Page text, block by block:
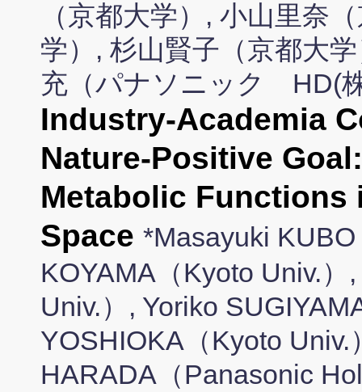
（京都大学）, 小山里奈
学）, 杉山賢子（京都大
充（パナソニック HD(
Industry-Academia
Nature-Positive
Metabolic Functions
Space *Masayuki
KOYAMA（Kyoto Univ.
Univ.）, Yoriko
YOSHIOKA（Kyoto Univ.
HARADA（Panasonic